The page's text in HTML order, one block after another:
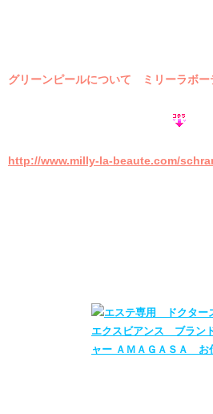
グリーンピールについて ミリーラボー
http://www.milly-la-beaute.com/